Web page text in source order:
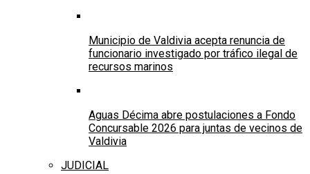
Municipio de Valdivia acepta renuncia de
funcionario investigado por tráfico ilegal de
recursos marinos
Aguas Décima abre postulaciones a Fondo
Concursable 2026 para juntas de vecinos de
Valdivia
JUDICIAL